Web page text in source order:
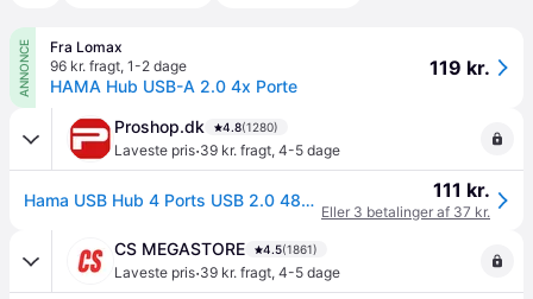
ANNONCE
Fra Lomax
96 kr. fragt, 1-2 dage
HAMA Hub USB-A 2.0 4x Porte
119 kr.
Proshop.dk 4.8(1280)
Laveste pris·39 kr. fragt, 4-5 dage
Hama USB Hub 4 Ports USB 2.0 480 Mbit/s incl. Cable and Power Supply Unit USB hub - 4 ports - Sort 111 kr.
Eller 3 betalinger af 37 kr.
CS MEGASTORE 4.5(1861)
Laveste pris·39 kr. fragt, 4-5 dage